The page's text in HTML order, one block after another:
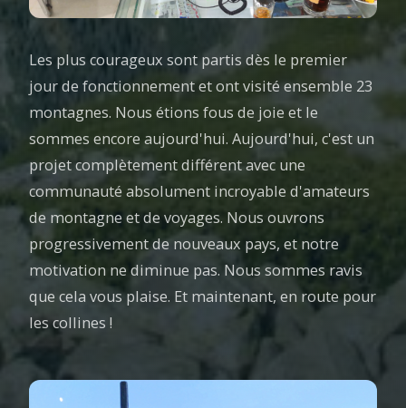
Les plus courageux sont partis dès le premier
jour de fonctionnement et ont visité ensemble 23
montagnes. Nous étions fous de joie et le
sommes encore aujourd'hui. Aujourd'hui, c'est un
projet complètement différent avec une
communauté absolument incroyable d'amateurs
de montagne et de voyages. Nous ouvrons
progressivement de nouveaux pays, et notre
motivation ne diminue pas. Nous sommes ravis
que cela vous plaise. Et maintenant, en route pour
les collines !